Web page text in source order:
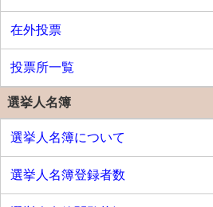
在外投票
投票所一覧
選挙人名簿
選挙人名簿について
選挙人名簿登録者数